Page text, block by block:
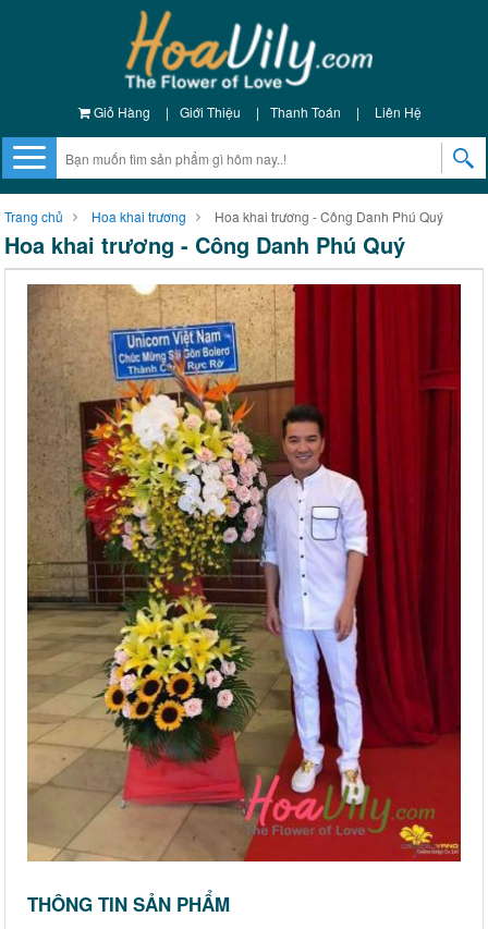
Giỏ Hàng | Giới Thiệu | Thanh Toán | Liên Hệ
Trang chủ Hoa khai trương Hoa khai trương - Công Danh Phú Quý
Hoa khai trương - Công Danh Phú Quý
THÔNG TIN SẢN PHẨM